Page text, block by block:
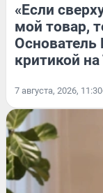
«Если
мой товар,
Основатель
критикой
7 августа, 2026, 11:30